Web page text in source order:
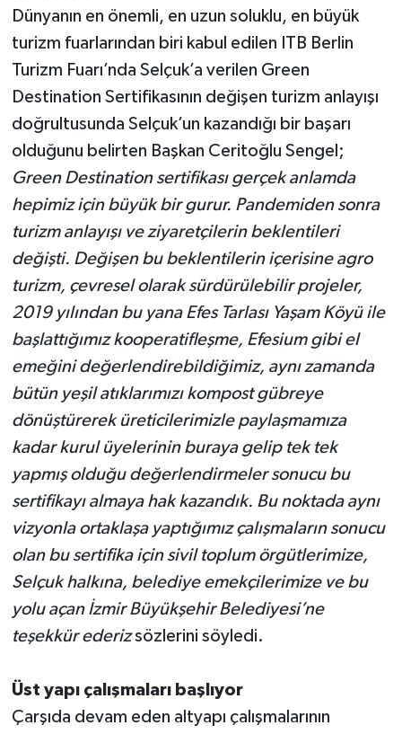
Dünyanın en önemli, en uzun soluklu, en büyük
turizm fuarlarından biri kabul edilen ITB Berlin
Turizm Fuarı’nda Selçuk’a verilen Green
Destination Sertifikasının değişen turizm anlayışı
doğrultusunda Selçuk’un kazandığı bir başarı
olduğunu belirten Başkan Ceritoğlu Sengel;
Green Destination sertifikası gerçek anlamda
hepimiz için büyük bir gurur. Pandemiden sonra
turizm anlayışı ve ziyaretçilerin beklentileri
değişti. Değişen bu beklentilerin içerisine agro
turizm, çevresel olarak sürdürülebilir projeler,
2019 yılından bu yana Efes Tarlası Yaşam Köyü ile
başlattığımız kooperatifleşme, Efesium gibi el
emeğini değerlendirebildiğimiz, aynı zamanda
bütün yeşil atıklarımızı kompost gübreye
dönüştürerek üreticilerimizle paylaşmamıza
kadar kurul üyelerinin buraya gelip tek tek
yapmış olduğu değerlendirmeler sonucu bu
sertifikayı almaya hak kazandık. Bu noktada aynı
vizyonla ortaklaşa yaptığımız çalışmaların sonucu
olan bu sertifika için sivil toplum örgütlerimize,
Selçuk halkına, belediye emekçilerimize ve bu
yolu açan İzmir Büyükşehir Belediyesi’ne
teşekkür ederizsözlerini söyledi.
Üst yapı çalışmaları başlıyor
Çarşıda devam eden altyapı çalışmalarının